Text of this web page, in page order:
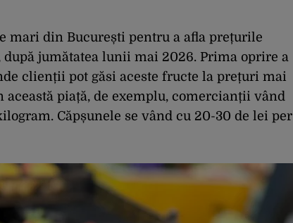
mari din București pentru a afla prețurile
jumătatea lunii mai 2026. Prima oprire a
clienții pot găsi aceste fructe la prețuri mai
piață, de exemplu, comercianții vând
Căpșunele se vând cu 20-30 de lei per